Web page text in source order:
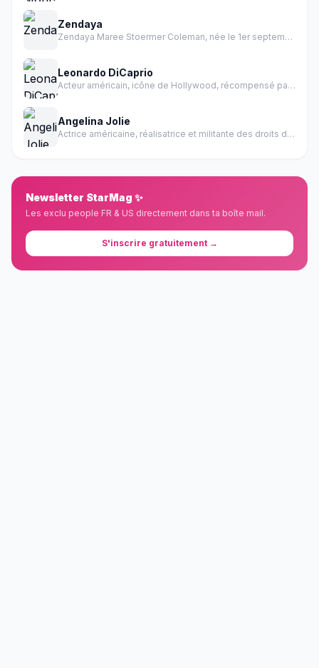
Zendaya
Zendaya Maree Stoermer Coleman, née le 1er septembre 1996 à Oakland en Californie, est une actrice et chanteuse américaine.
Leonardo DiCaprio
Acteur américain, icône de Hollywood, récompensé par un Oscar
Angelina Jolie
Actrice américaine, réalisatrice et militante des droits de l'homme
Newsletter StarMag ✨
Les exclu people FR & US directement dans ta boîte mail.
S'inscrire gratuitement →